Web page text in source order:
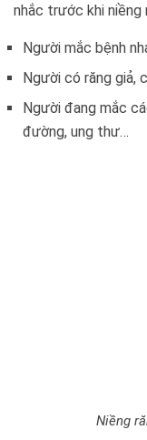
nhắc trước khi niềng
Người mắc bệnh
Người có răng giả,
Người đang mắc
đường, ung thư…
Niềng